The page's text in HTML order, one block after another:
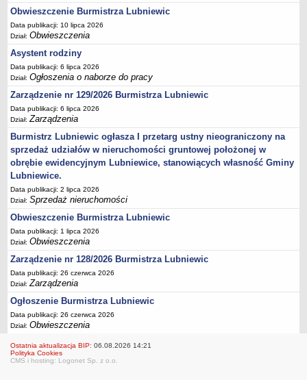
PRAWO LOKALNE
Statut
Uchwały Rady Miejskiej
Zarządzenia Burmistrza
Ogłoszenia Burmistrza
Opłaty i podatki
Zagospodarowanie przestrzenne
Programy i inne zamierzenia
Taryfy dla zbiorowego zaopatrzenia w wodę i zbiorowego
odprowadzania ścieków
Raport o stanie gminy Lubniewice
Zabytki gminne
PLANY, STUDIUM UWARUNKOWAŃ I KIERUNKÓW ZAGOSPODAROWANIA
PRZESTRZENNEGO
Zagospodarowanie przestrzenne
0_Studium
Plan ogólny
Plan ogólny - opiniowanie i uzgadnianie
Plan ogólny - Konsultacje społeczne
MPZP.1_IV.11.98
MPZP.3_XXIV.177.2001
Obwieszczenie Burmistrza Lubniewic
Data publikacji: 10 lipca 2026
Dział:Obwieszczenia
Asystent rodziny
Data publikacji: 6 lipca 2026
Dział:Ogłoszenia o naborze do pracy
Zarządzenie nr 129/2026 Burmistrza Lubniewic
Data publikacji: 6 lipca 2026
Dział:Zarządzenia
Burmistrz Lubniewic ogłasza I przetarg ustny nieograniczony na
sprzedaż udziałów w nieruchomości gruntowej położonej w
obrębie ewidencyjnym Lubniewice, stanowiących własność Gminy
Lubniewice.
Data publikacji: 2 lipca 2026
Dział:Sprzedaż nieruchomości
Obwieszczenie Burmistrza Lubniewic
Data publikacji: 1 lipca 2026
Dział:Obwieszczenia
Zarządzenie nr 128/2026 Burmistrza Lubniewic
Data publikacji: 26 czerwca 2026
Dział:Zarządzenia
Ogłoszenie Burmistrza Lubniewic
Data publikacji: 26 czerwca 2026
Dział:Obwieszczenia
Ostatnia aktualizacja BIP: 06.08.2026 14:21
Polityka Cookies
CMS i hosting: Logonet Sp. z o.o.